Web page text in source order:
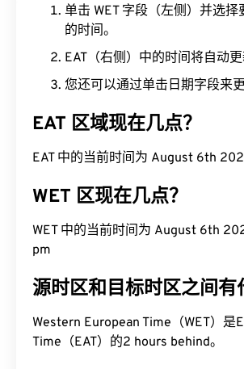
单击 WET 字段（左侧）并选择
的时间。
EAT（右侧）中的时间将自动更
您还可以通过单击日期字段来更
EAT 区域现在几点？
EAT 中的当前时间为 August 6th
WET 区现在几点？
WET 中的当前时间为 August 6th
pm
源时区和目标时区之间有
Western European Time（WET）是
Time（EAT）的2 hours behind。